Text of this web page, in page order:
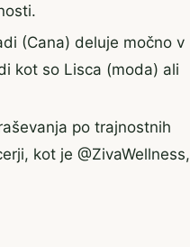
(Cana) deluje močno v
kot so Lisca (moda) ali
po trajnostnih
kot je @ZivaWellness,